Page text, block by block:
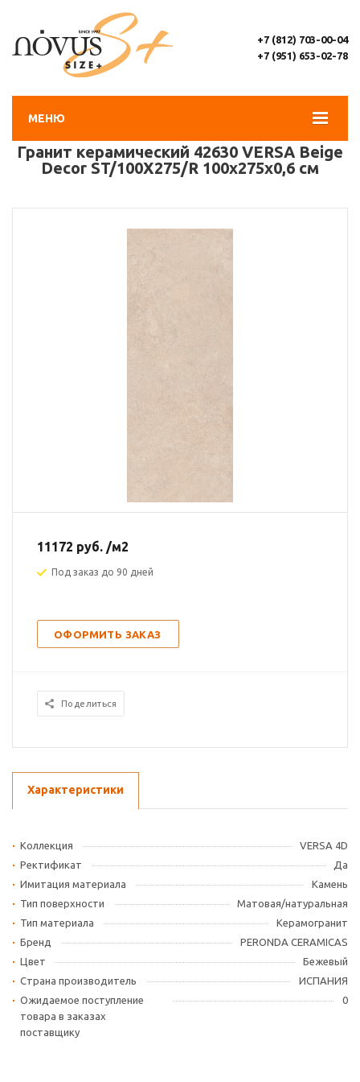
МЕНЮ
+7 (812) 703-00-04
+7 (951) 653-02-78
Гранит керамический 42630 VERSA Beige
Decor ST/100X275/R 100х275x0,6 см
11172 руб. /м2
Под заказ до 90 дней
ОФОРМИТЬ ЗАКАЗ
Поделиться
Характеристики
Коллекция
VERSA 4D
Ректификат
Да
Имитация материала
Камень
Тип поверхности
Матовая/натуральная
Тип материала
Керамогранит
Бренд
PERONDA CERAMICAS
Цвет
Бежевый
Страна производитель
ИСПАНИЯ
Ожидаемое поступление
товара в заказах
поставщику
0